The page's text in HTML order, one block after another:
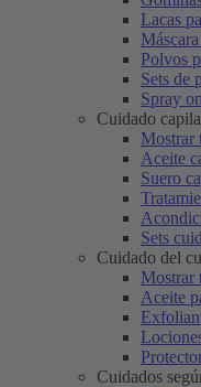
Lacas
Polvos
Sets de
Spray
Cuidado
Mostrar
Aceite
Suero
Sets
Cuidado del
Mostrar
Aceite
Cuidados